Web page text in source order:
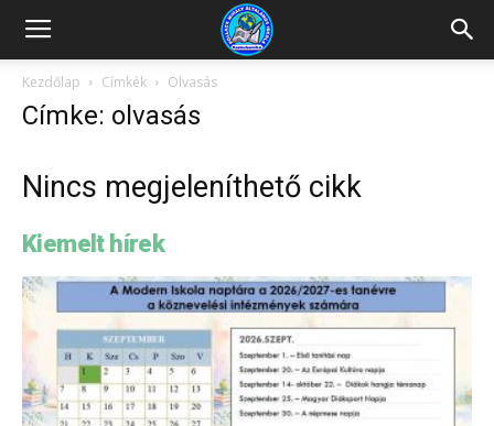
Kazincbarcikai
Pollack
Általános
Iskola
Kezdőlap Címkék Olvasás
Címke: olvasás
Nincs megjeleníthető cikk
Kiemelt hírek